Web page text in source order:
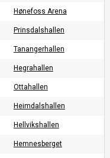
Hønefoss Arena
Prinsdalshallen
Tanangerhallen
Hegrahallen
Ottahallen
Heimdalshallen
Hellvikshallen
Hemnesberget